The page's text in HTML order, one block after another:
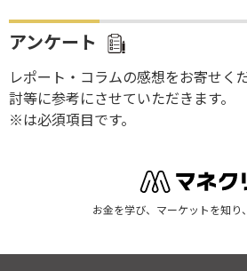
アンケート
レポート・コラムの感想をお寄せく
討等に参考にさせていただきます。
※は必須項目です。
お金を学び、マーケットを知り